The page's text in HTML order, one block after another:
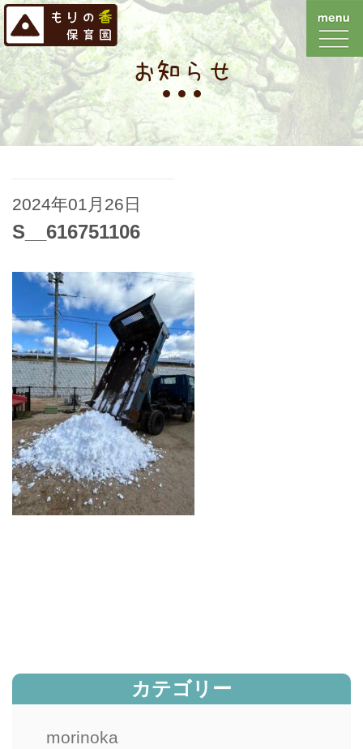
お知らせ
2024年01月26日
S__616751106
カテゴリー
morinoka